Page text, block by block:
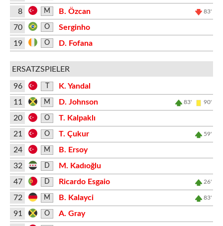
8 M B. Özcan 83'
70 O
Serginho
19
O D. Fofana
ERSATZSPIELER
96
K. Yandal
11
M D. Johnson 83' 90'
20 O
T. Kalpaklı
21
O T. Çukur 59'
24 M
B. Ersoy
32
D
M. Kadıoğlu
47
D Ricardo Esgaio 26'
72 M B. Kalayci 83'
91 O
A. Gray